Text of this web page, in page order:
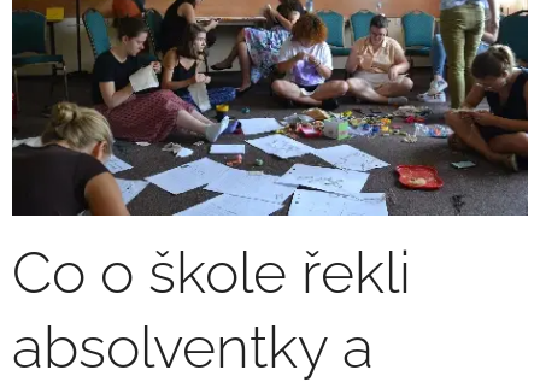
Co o škole řekli
absolventky a